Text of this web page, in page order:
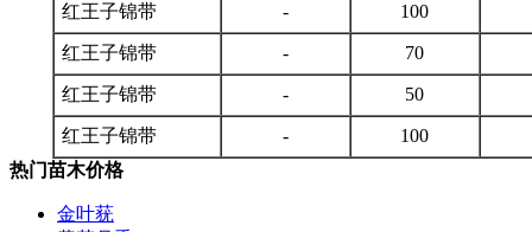
红王子锦带 - 100
红王子锦带 - 70
红王子锦带 - 50
红王子锦带 -
100
热门苗木价格
金叶莸